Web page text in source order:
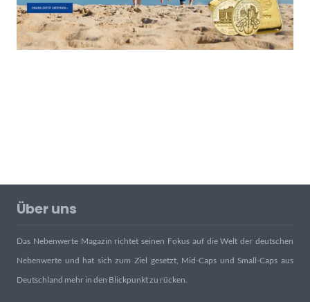
Über uns
Das Nebenwerte Magazin richtet seinen Fokus auf die Welt der deutschen
Nebenwerte und hat sich zum Ziel gesetzt, Mid-Caps und Small-Caps aus
Deutschland mehr in den Blickpunkt zu rücken.